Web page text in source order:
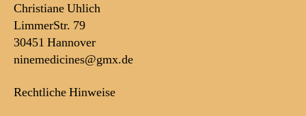
Christiane Uhlich
LimmerStr. 79
30451 Hannover
ninemedicines@gmx.de
Rechtliche Hinweise